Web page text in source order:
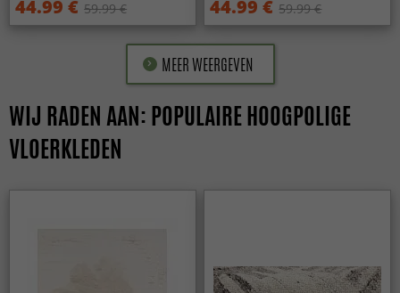
44.99 € 59.99 € 44.99 € 59.99 €
MEER WEERGEVEN
WIJ RADEN AAN: POPULAIRE HOOGPOLIGE
VLOERKLEDEN